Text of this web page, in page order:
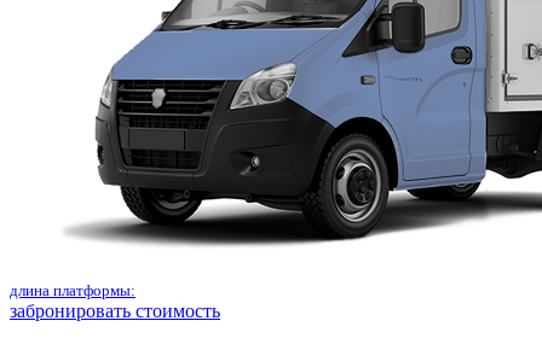
длина платформы:
забронировать стоимость